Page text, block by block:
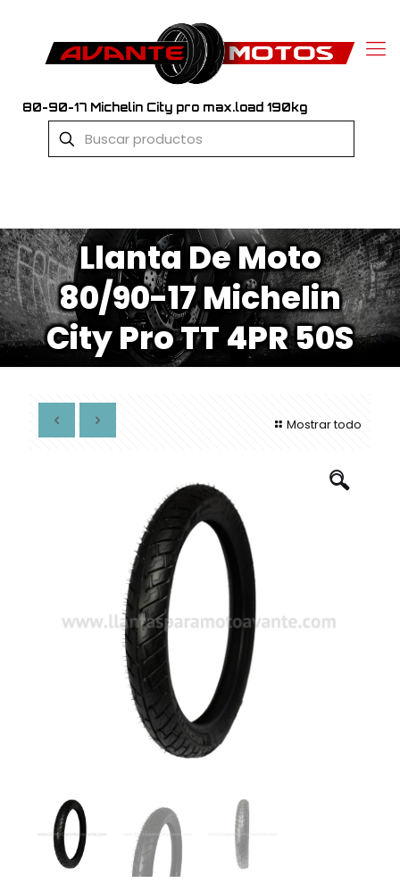
80-90-17 Michelin City pro max.load 190kg
Llanta De Moto
80/90-17 Michelin
City Pro TT 4PR 50S
Mostrar todo
🔍